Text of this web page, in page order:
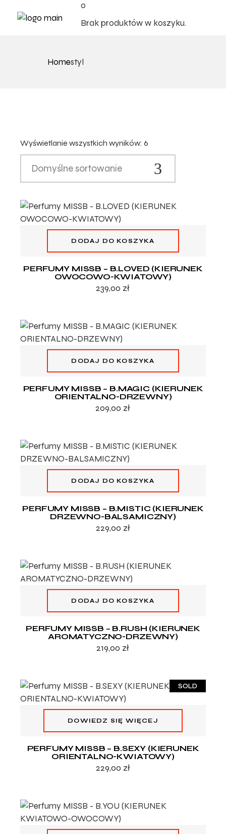
0
Brak produktów w koszyku.
Homestyl
Wyświetlanie wszystkich wyników: 6
Domyślne sortowanie
DODAJ DO KOSZYKA
PERFUMY MISSB – B.LOVED (KIERUNEK
OWOCOWO-KWIATOWY)
239,00 zł
DODAJ DO KOSZYKA
PERFUMY MISSB – B.MAGIC (KIERUNEK
ORIENTALNO-DRZEWNY)
209,00 zł
DODAJ DO KOSZYKA
PERFUMY MISSB – B.MISTIC (KIERUNEK
DRZEWNO-BALSAMICZNY)
229,00 zł
DODAJ DO KOSZYKA
PERFUMY MISSB – B.RUSH (KIERUNEK
AROMATYCZNO-DRZEWNY)
219,00 zł
SOLD
DOWIEDZ SIĘ WIĘCEJ
PERFUMY MISSB – B.SEXY (KIERUNEK
ORIENTALNO-KWIATOWY)
229,00 zł